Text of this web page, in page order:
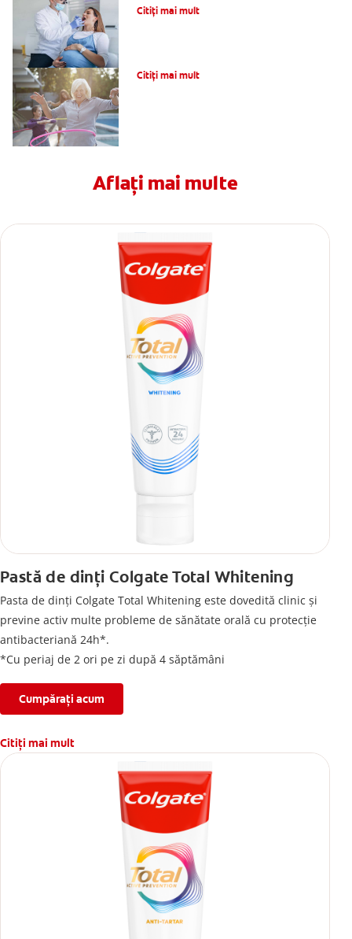
Citiți mai mult
Citiți mai mult
Aflați mai multe
Pastă de dinți Colgate Total Whitening
Pasta de dinți Colgate Total Whitening este dovedită clinic și
previne activ multe probleme de sănătate orală cu protecție
antibacteriană 24h*.
*Cu periaj de 2 ori pe zi după 4 săptămâni
Cumpărați acum
Citiți mai mult